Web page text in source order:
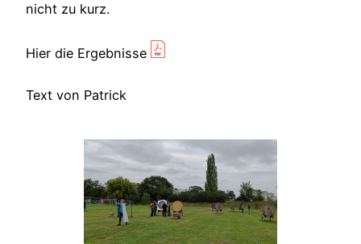
nicht zu kurz.
Hier die Ergebnisse
Text von Patrick